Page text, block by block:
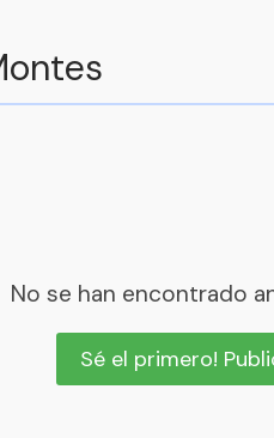
No se han encontrado
Sé el primero!